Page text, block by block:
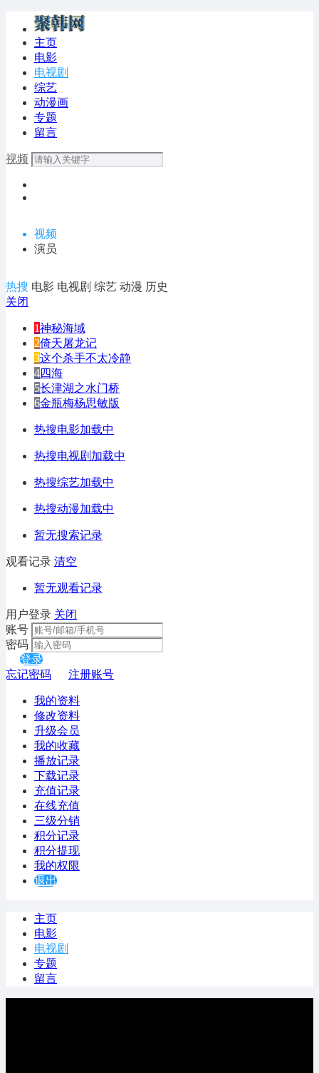
主页
电影
电视剧
综艺
动漫画
专题
留言
视频
视频
演员
热搜 电影 电视剧 综艺 动漫 历史
关闭
1神秘海域
2倚天屠龙记
3这个杀手不太冷静
4四海
5长津湖之水门桥
6金瓶梅杨思敏版
热搜电影加载中
热搜电视剧加载中
热搜综艺加载中
热搜动漫加载中
暂无搜索记录
观看记录 清空
暂无观看记录
用户登录 关闭
账号
密码
登录
忘记密码
注册账号
我的资料
修改资料
升级会员
我的收藏
播放记录
下载记录
充值记录
在线充值
三级分销
积分记录
积分提现
我的权限
退出
主页
电影
电视剧
专题
留言